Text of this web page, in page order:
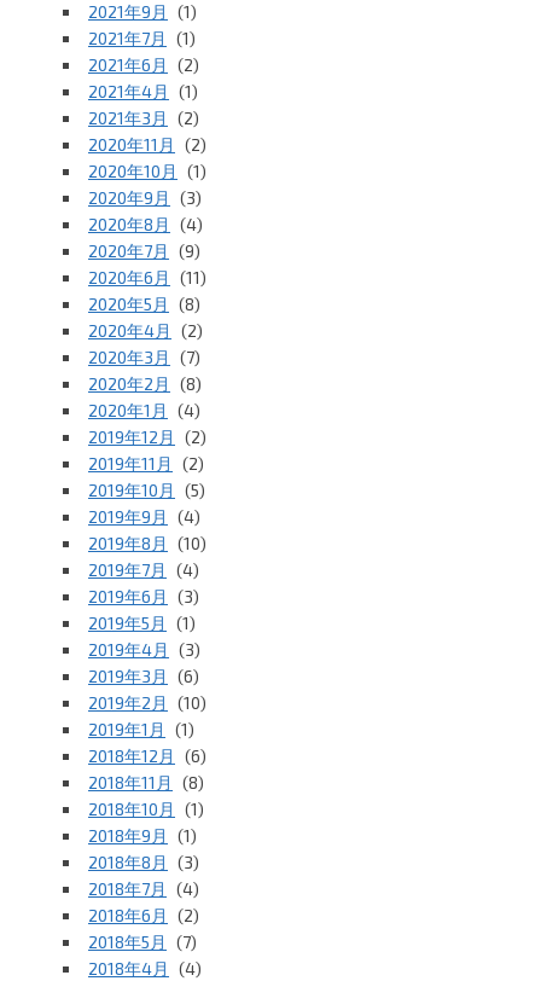
2021年9月
(1)
2021年7月
(1)
2021年6月
(2)
2021年4月
(1)
2021年3月
(2)
2020年11月
(2)
2020年10月
(1)
2020年9月
(3)
2020年8月
(4)
2020年7月
(9)
2020年6月
(11)
2020年5月
(8)
2020年4月
(2)
2020年3月
(7)
2020年2月
(8)
2020年1月
(4)
2019年12月
(2)
2019年11月
(2)
2019年10月
(5)
2019年9月
(4)
2019年8月
(10)
2019年7月
(4)
2019年6月
(3)
2019年5月
(1)
2019年4月
(3)
2019年3月
(6)
2019年2月
(10)
2019年1月
(1)
2018年12月
(6)
2018年11月
(8)
2018年10月
(1)
2018年9月
(1)
2018年8月
(3)
2018年7月
(4)
2018年6月
(2)
2018年5月
(7)
2018年4月
(4)